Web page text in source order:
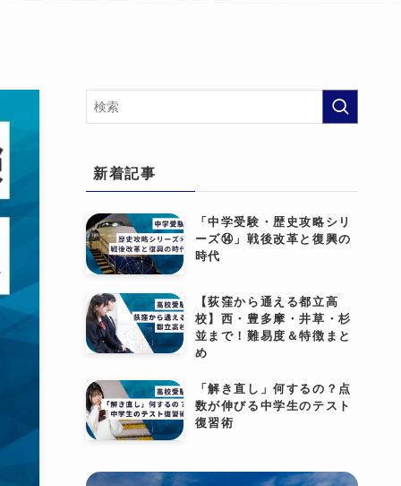
新着記事
「中学受験・歴史攻略シリ
ーズ⑭」戦後改革と復興の
時代
【荻窪から通える都立高
校】西・豊多摩・井草・杉
並まで！難易度＆特徴まと
め
「解き直し」何するの？点
数が伸びる中学生のテスト
復習術